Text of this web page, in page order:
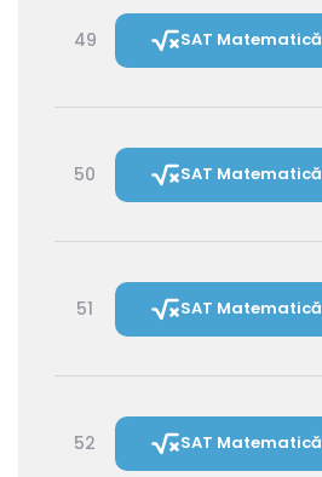
49 SAT Matematică
50 SAT Matematică
51 SAT Matematică
52 SAT Matematică